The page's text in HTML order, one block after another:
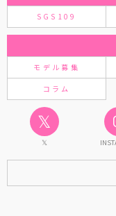
SGS109
モデル募集
コラム
𝕏
𝕏